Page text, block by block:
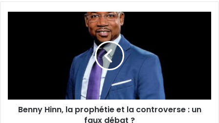
un
fauxBenny Hinn, la prophétie et la controverse : un
faux débat ?